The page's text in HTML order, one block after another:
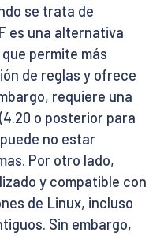
se trata de
es una alternativa
permite más
de reglas y ofrece
requiere una
o posterior para
no estar
Por otro lado,
y compatible con
de Linux, incluso
Sin embargo,